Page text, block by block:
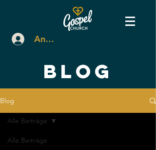
Anmelden
BLOG
Blog
Alle Beiträge
Alle Beiträge